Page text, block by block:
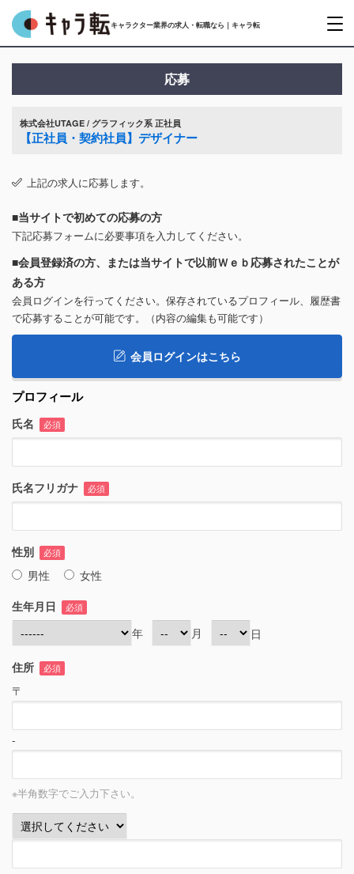
キャラクター業界の求人・転職なら｜キャラ転
応募
株式会社UTAGE / グラフィック系 正社員
【正社員・契約社員】デザイナー
上記の求人に応募します。
■当サイトで初めての応募の方
下記応募フォームに必要事項を入力してください。
■会員登録済の方、または当サイトで以前Ｗｅｂ応募されたことが
ある方
会員ログインを行ってください。保存されているプロフィール、履歴書
で応募することが可能です。（内容の編集も可能です）
会員ログインはこちら
プロフィール
氏名 必須
氏名フリガナ 必須
性別 必須
男性
女性
生年月日
必須
年 月 日
住所 必須
〒
-
※半角数字でご入力下さい。